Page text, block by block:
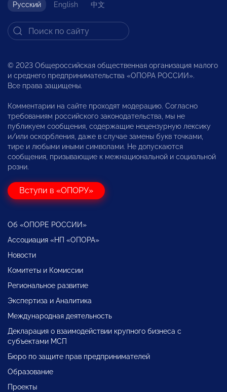
Русский English 中文
© 2023 Общероссийская общественная организация малого
и среднего предпринимательства «ОПОРА РОССИИ».
Все права защищены.
Комментарии на сайте проходят модерацию. Согласно
требованиям российского законодательства, мы не
публикуем сообщения, содержащие нецензурную лексику
и/или оскорбления, даже в случае замены букв точками,
тире и любыми иными символами. Не допускаются
сообщения, призывающие к межнациональной и социальной
розни.
Вступи в «ОПОРУ»
Об «ОПОРЕ РОССИИ»
Ассоциация «НП «ОПОРА»
Новости
Комитеты и Комиссии
Региональное развитие
Экспертиза и Аналитика
Международная деятельность
Декларация о взаимодействии крупного бизнеса с
субъектами МСП
Бюро по защите прав предпринимателей
Образование
Проекты